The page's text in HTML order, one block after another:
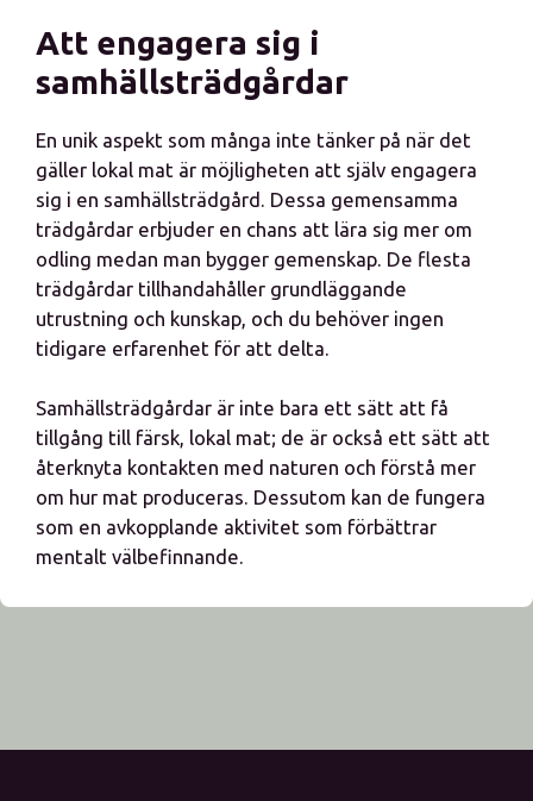
Att engagera sig i
samhällsträdgårdar
En unik aspekt som många inte tänker på när det
gäller lokal mat är möjligheten att själv engagera
sig i en samhällsträdgård. Dessa gemensamma
trädgårdar erbjuder en chans att lära sig mer om
odling medan man bygger gemenskap. De flesta
trädgårdar tillhandahåller grundläggande
utrustning och kunskap, och du behöver ingen
tidigare erfarenhet för att delta.
Samhällsträdgårdar är inte bara ett sätt att få
tillgång till färsk, lokal mat; de är också ett sätt att
återknyta kontakten med naturen och förstå mer
om hur mat produceras. Dessutom kan de fungera
som en avkopplande aktivitet som förbättrar
mentalt välbefinnande.